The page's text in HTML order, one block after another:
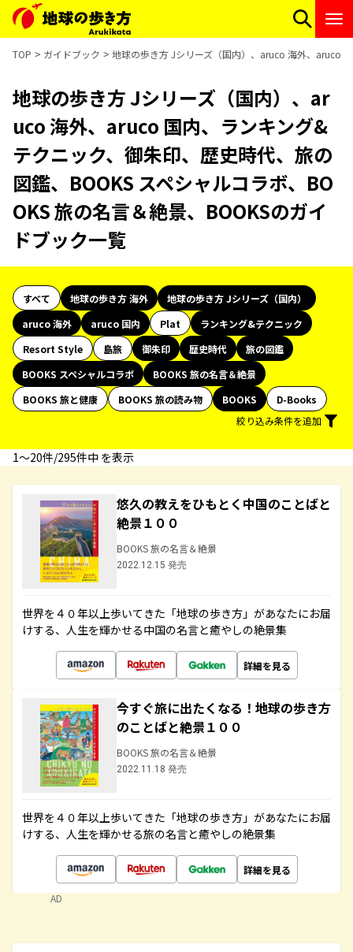
TOP ガイドブック 地球の歩き方 Jシリーズ（国内）、aruco 海外、aruco
地球の歩き方 Jシリーズ（国内）、ar
uco 海外、aruco 国内、ランキング&
テクニック、御朱印、歴史時代、旅の
図鑑、BOOKS スペシャルコラボ、BO
OKS 旅の名言＆絶景、BOOKSのガイ
ドブック一覧
すべて 地球の歩き方 海外
地球の歩き方 Jシリーズ（国内）
aruco 海外
aruco 国内 Plat
ランキング&テクニック
Resort Style
島旅 御朱印 歴史時代
旅の図鑑
BOOKS スペシャルコラボ
BOOKS 旅の名言＆絶景
BOOKS 旅と健康
BOOKS 旅の読み物 BOOKS
D-Books
絞り込み条件を追加
1〜20件/295件中 を表示
悠久の教えをひもとく中国のことばと
絶景１００
BOOKS 旅の名言＆絶景
2022.12.15 発売
世界を４０年以上歩いてきた「地球の歩き方」があなたにお届
けする、人生を輝かせる中国の名言と癒やしの絶景集
詳細を見る
今すぐ旅に出たくなる！地球の歩き方
のことばと絶景１００
BOOKS 旅の名言＆絶景
2022.11.18 発売
世界を４０年以上歩いてきた「地球の歩き方」があなたにお届
けする、人生を輝かせる旅の名言と癒やしの絶景集
詳細を見る
AD